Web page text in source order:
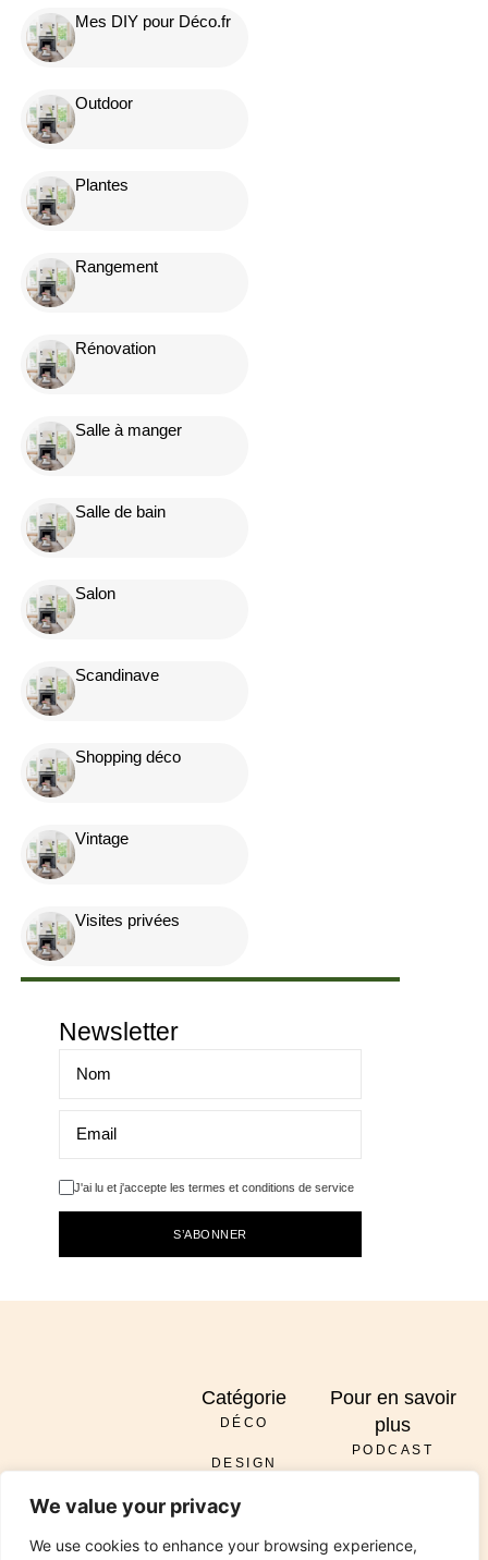
We value your privacy
We use cookies to enhance your browsing experience,
Mes DIY pour Déco.fr
Outdoor
Plantes
Rangement
Rénovation
Salle à manger
Salle de bain
Salon
Scandinave
Shopping déco
Vintage
Visites privées
Newsletter
J'ai lu et j'accepte les termes et conditions de service
S’ABONNER
Catégorie
DÉCO
DESIGN
DIY
RÉNOVATION
Pour en savoir
plus
PODCAST